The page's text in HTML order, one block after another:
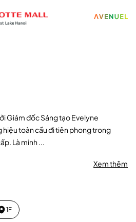
Giám đốc Sáng tạo Evelyne
toàn cầu đi tiên phong trong
Là minh ...
Xem thêm
1F